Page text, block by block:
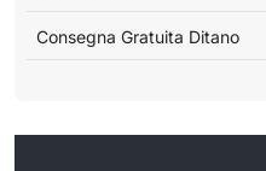
Consegna Gratuita Ditano